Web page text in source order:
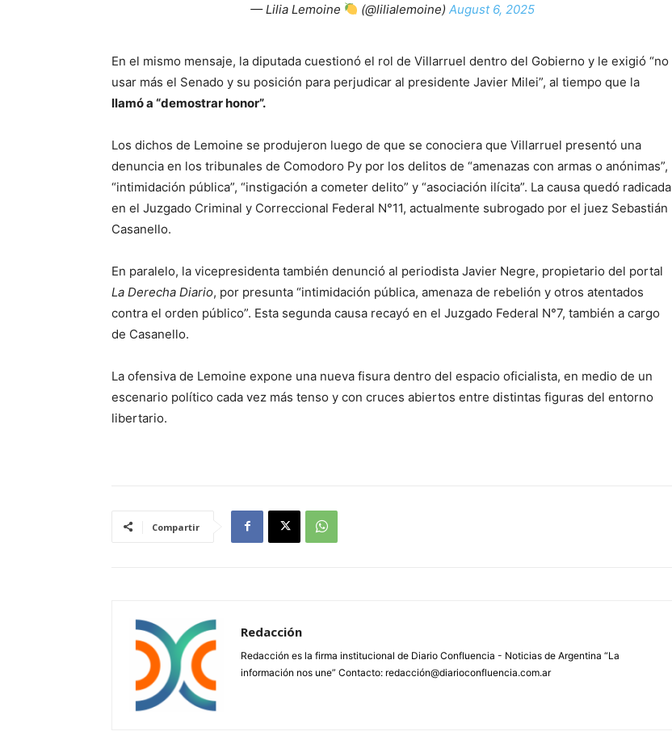
— Lilia Lemoine (@lilialemoine)August 6, 2025
En el mismo mensaje, la diputada cuestionó el rol de Villarruel dentro del Gobierno y le exigió “no
usar más el Senado y su posición para perjudicar al presidente Javier Milei”, al tiempo que la
llamó a “demostrar honor”.
Los dichos de Lemoine se produjeron luego de que se conociera que Villarruel presentó una
denuncia en los tribunales de Comodoro Py por los delitos de “amenazas con armas o anónimas”,
“intimidación pública”, “instigación a cometer delito” y “asociación ilícita”. La causa quedó radicada
en el Juzgado Criminal y Correccional Federal N°11, actualmente subrogado por el juez Sebastián
Casanello.
En paralelo, la vicepresidenta también denunció al periodista Javier Negre, propietario del portal
La Derecha Diario, por presunta “intimidación pública, amenaza de rebelión y otros atentados
contra el orden público”. Esta segunda causa recayó en el Juzgado Federal N°7, también a cargo
de Casanello.
La ofensiva de Lemoine expone una nueva fisura dentro del espacio oficialista, en medio de un
escenario político cada vez más tenso y con cruces abiertos entre distintas figuras del entorno
libertario.
Compartir
Redacción
Redacción es la firma institucional de Diario Confluencia - Noticias de Argentina “La
información nos une” Contacto: redacción@diarioconfluencia.com.ar